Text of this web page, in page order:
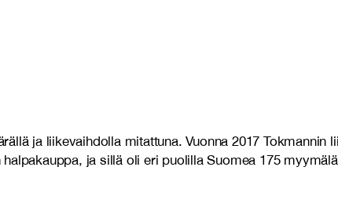
ja liikevaihdolla mitattuna. Vuonna 2017
ja sillä oli eri puolilla Suomea 175